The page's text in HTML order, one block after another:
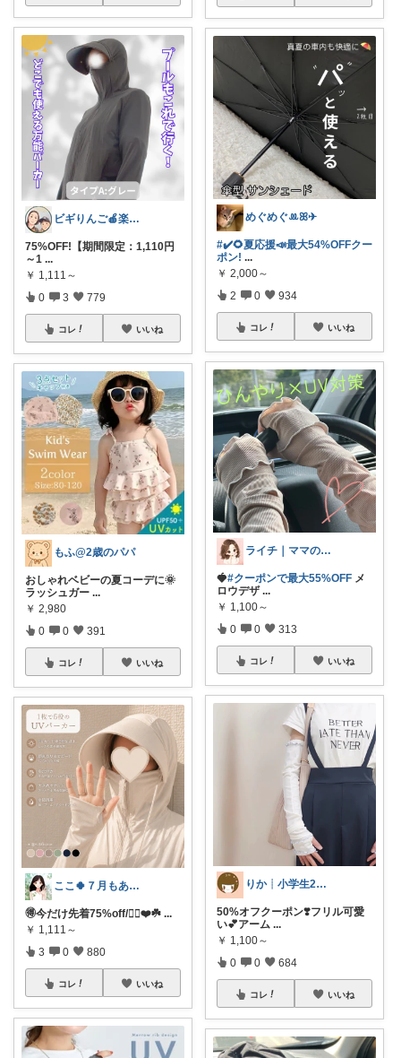
ビギりんご🍎楽する暮らし🏠
75%OFF!【期間限定：1,110円
～1 ...
￥ 1,111～
0 3 779
コレ いいね
もふ@2歳のパパ
おしゃれベビーの夏コーデに🌞
ラッシュガー ...
￥ 2,980
0 0 391
コレ いいね
ここ🍀７月もありがとう🍀
🉐今だけ先着75%off/❤️‍🔥❤️☘️ ...
￥ 1,111～
3 0 880
コレ いいね
めぐめぐꔛꕤ✈︎
#✔️🌻夏応援📣最大54%OFFクー
ポン! ...
￥ 2,000～
2 0 934
コレ いいね
ライチ｜ママの時短美容&お出かけグッズ
🍓#クーポンで最大55%OFF メ
ロウデザ ...
￥ 1,100～
0 0 313
コレ いいね
りか┊小学生2人4人家族2LDK暮らし
50%オフクーポン❣️フリル可愛
い💕アーム ...
￥ 1,100～
0 0 684
コレ いいね